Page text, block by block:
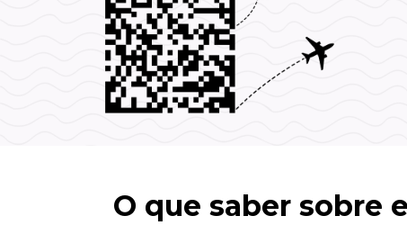
O que saber sobre